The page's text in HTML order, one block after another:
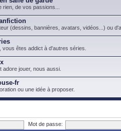
de vos passions...
(dessins, bannières, avatars, vidéos...) ou
êtes addict à d'autres séries.
adore jouer, nous aussi.
fr
ou une idée à proposer.
Mot de passe: